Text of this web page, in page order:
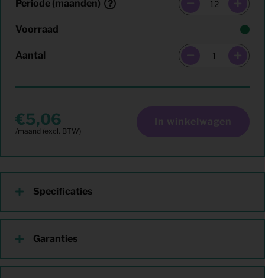
Periode (maanden)
Voorraad
Aantal
5,06 In winkelwagen
Specificaties
Garanties